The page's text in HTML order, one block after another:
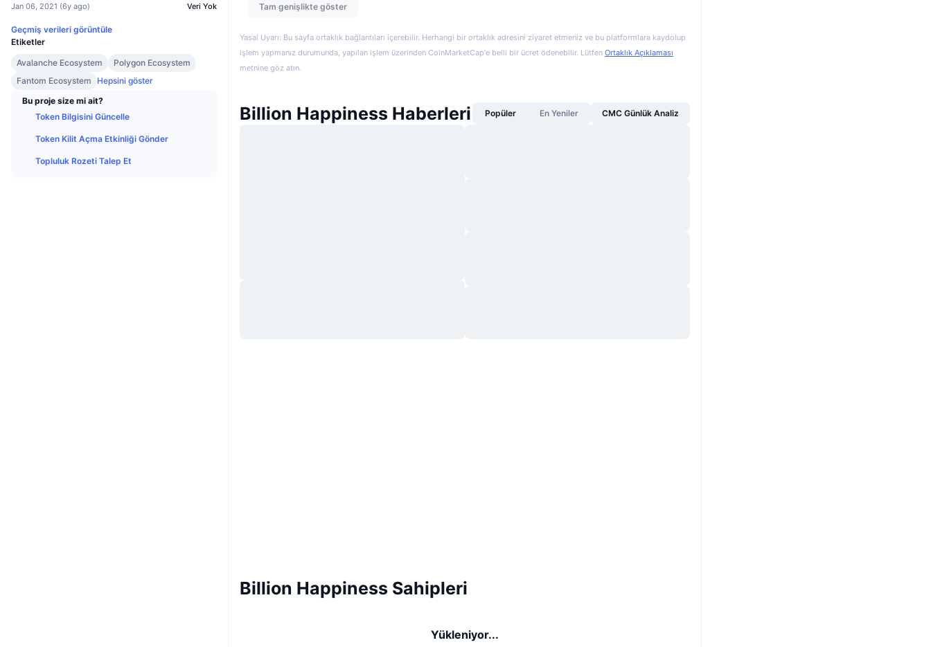
Jan 06, 2021 (6y ago) Veri Yok
Geçmiş verileri görüntüle
Etiketler
Avalanche Ecosystem
Polygon Ecosystem
Fantom Ecosystem
Hepsini göster
Bu proje size mi ait?
Token Bilgisini Güncelle
Token Kilit Açma Etkinliği Gönder
Topluluk Rozeti Talep Et
Tam genişlikte göster
Yasal Uyarı: Bu sayfa ortaklık bağlantıları içerebilir. Herhangi bir ortaklık adresini ziyaret etmeniz ve bu platformlara kaydolup
işlem yapmanız durumunda, yapılan işlem üzerinden CoinMarketCap'e belli bir ücret ödenebilir. Lütfen Ortaklık Açıklaması
metnine göz atın.
Billion Happiness Haberleri Popüler En Yeniler CMC Günlük Analiz
Billion Happiness Sahipleri
Yükleniyor...